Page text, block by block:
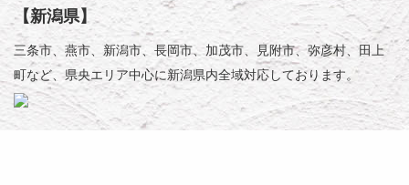
【新潟県】
三条市、燕市、新潟市、長岡市、加茂市、見附市、弥彦村、田上
町など、県央エリア中心に新潟県内全域対応しております。